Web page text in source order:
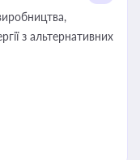
з альтернативних